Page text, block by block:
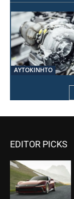
ΑΥΤΟΚΙΝΗΤΟ
EDITOR PICKS